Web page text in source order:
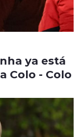
ya está
Colo - Colo